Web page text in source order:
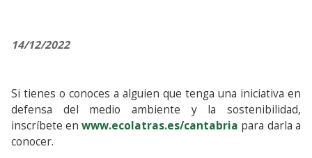
14/12/2022
Si tienes o conoces a alguien que tenga una iniciativa en
defensa del medio ambiente y la sostenibilidad,
inscríbete en www.ecolatras.es/cantabria para darla a
conocer.